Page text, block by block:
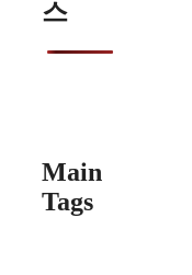
스
Main
Tags